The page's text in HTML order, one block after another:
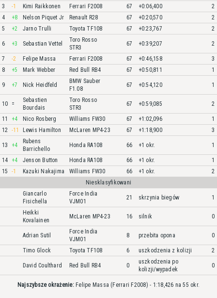
3 -1 Kimi Raikkonen Ferrari F2008 67 +0:06,400
2
4
+8 Nelson Piquet Jr Renault R28 67 +0:20,570
2
5
+2 Jarno Trulli Toyota TF108 67 +0:23,767 2
6 +3 Sebastian Vettel
Toro Rosso
STR3
67 +0:39,207 2
7 -2 Felipe Massa Ferrari F2008 67 +0:46,158
3
8
+5 Mark Webber Red Bull RB4 67 +0:50,811 1
9 +7 Nick Heidfeld
BMW Sauber
F1.08
67 +0:54,120 1
10 =
Sebastien
Bourdais
Toro Rosso
STR3
67 +0:59,085 2
11 +4 Nico Rosberg Williams FW30 67 +1:02,096
1
12 -11 Lewis Hamilton McLaren MP4-23 67 +1:18,900 3
13 +4
Rubens
Barrichello
Honda RA108 66 +1 okr. 1
14 +4 Jenson Button Honda RA108 66 +1 okr.
1
15
-1 Kazuki Nakajima Williams FW30 66 +1 okr.
2
Niesklasyfikowani
Giancarlo
Fisichella
Force India
VJM01
21 skrzynia biegów 1
Heikki
Kovalainen
McLaren MP4-23 16 silnik 0
Adrian Sutil
Force India
VJM01
8 przebita opona 0
Timo Glock Toyota TF108 6 uszkodzenia z kolizji 2
David Coulthard Red Bull RB4 0
uszkodzenia po
kolizji/wypadek
0
Najszybsze okrażenie:Felipe Massa (Ferrari F2008) - 1:18,426 na 55 okr.